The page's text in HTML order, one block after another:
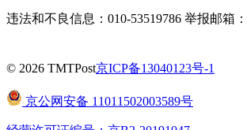
违法和不良信息：010-53519786 举报邮箱：
© 2026 TMTPost京ICP备13040123号-1
京公网安备 11011502003589号